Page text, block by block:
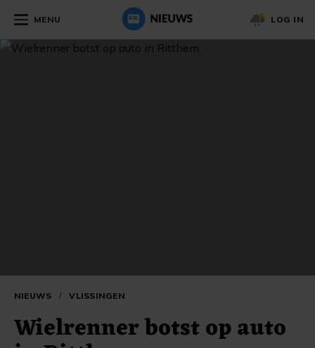
MENU LOG IN
NIEUWS / VLISSINGEN
Wielrenner botst op auto